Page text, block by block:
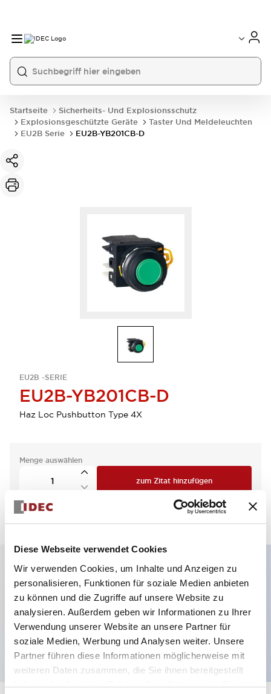
Diese Webseite verwendet Cookies
Wir verwenden Cookies, um Inhalte und Anzeigen zu
personalisieren, Funktionen für soziale Medien anbieten
zu können und die Zugriffe auf unsere Website zu
analysieren. Außerdem geben wir Informationen zu Ihrer
Verwendung unserer Website an unsere Partner für
soziale Medien, Werbung und Analysen weiter. Unsere
Partner führen diese Informationen möglicherweise mit
weiteren Daten zusammen, die Sie ihnen bereitgestellt
haben oder die sie im Rahmen Ihrer Nutzung der Dienste
Startseite
Sicherheits- Und Explosionsschutz
Explosionsgeschützte Geräte
Taster Und Meldeleuchten
EU2B Serie
EU2B-YB201CB-D
EU2B -SERIE
EU2B-YB201CB-D
Haz Loc Pushbutton Type 4X
Menge auswählen
zum Zitat hinzufügen
Hauptmerkmale
Erweiterter Druckknopf, 1NC-Kontakt,
freiliegender Schraubanschluss, schwarzer Knopf